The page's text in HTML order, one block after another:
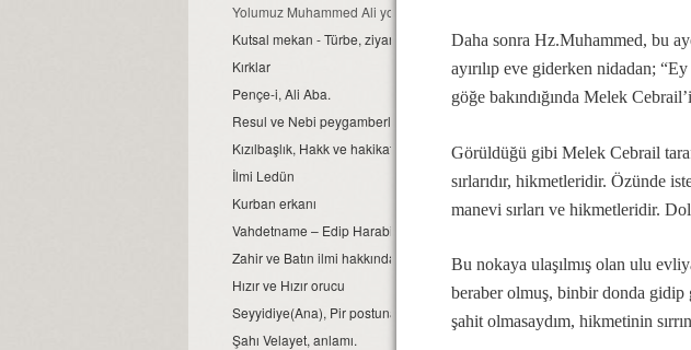
Yolumuz Muhammed Ali yoludur, başka yol bilmeyiz...
Kutsal mekan - Türbe, ziyaretleri.
Kırklar
Pençe-i, Ali Aba.
Resul ve Nebi peygamberler...
Kızılbaşlık, Hakk ve hakikat yolunda; Kan ve can ile, verilen ikrardır...
İlmi Ledün
Kurban erkanı
Vahdetname – Edip Harabi
Zahir ve Batın ilmi hakkında...
Hızır ve Hızır orucu
Seyyidiye(Ana), Pir postuna oturabilir mi?
Şahı Velayet, anlamı.
Daha sonra Hz.Muhammed, bu
ayırılıp eve giderken nidadan;
göğe bakındığında Melek
Görüldüğü gibi Melek Cebrail
sırlarıdır, hikmetleridir. Özünde
manevi sırları ve hikmetleridir.
Bu nokaya ulaşılmış olan ulu
beraber olmuş, binbir donda
şahit olmasaydım, hikmetinin